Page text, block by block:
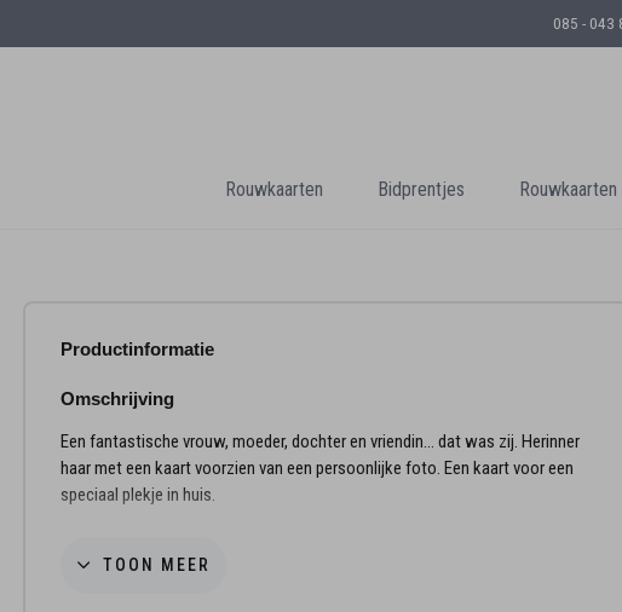
085 - 043
Rouwkaarten Bidprentjes
Productinformatie
Omschrijving
Een fantastische vrouw, moeder, dochter en vriendin... dat was zij. Herinner
haar met een kaart voorzien van een persoonlijke foto. Een kaart voor een
speciaal plekje in huis.
• Kies voor de papiersoort parelmoer.
TOON MEER